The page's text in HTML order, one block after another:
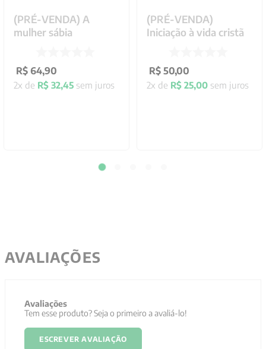
(PRÉ-VENDA) A
mulher sábia
R$ 64,90
2x de R$ 32,45 sem juros
(PRÉ-VENDA)
Iniciação à vida cristã
R$ 50,00
2x de R$ 25,00 sem juros
AVALIAÇÕES
Avaliações
Tem esse produto? Seja o primeiro a avaliá-lo!
ESCREVER AVALIAÇÃO